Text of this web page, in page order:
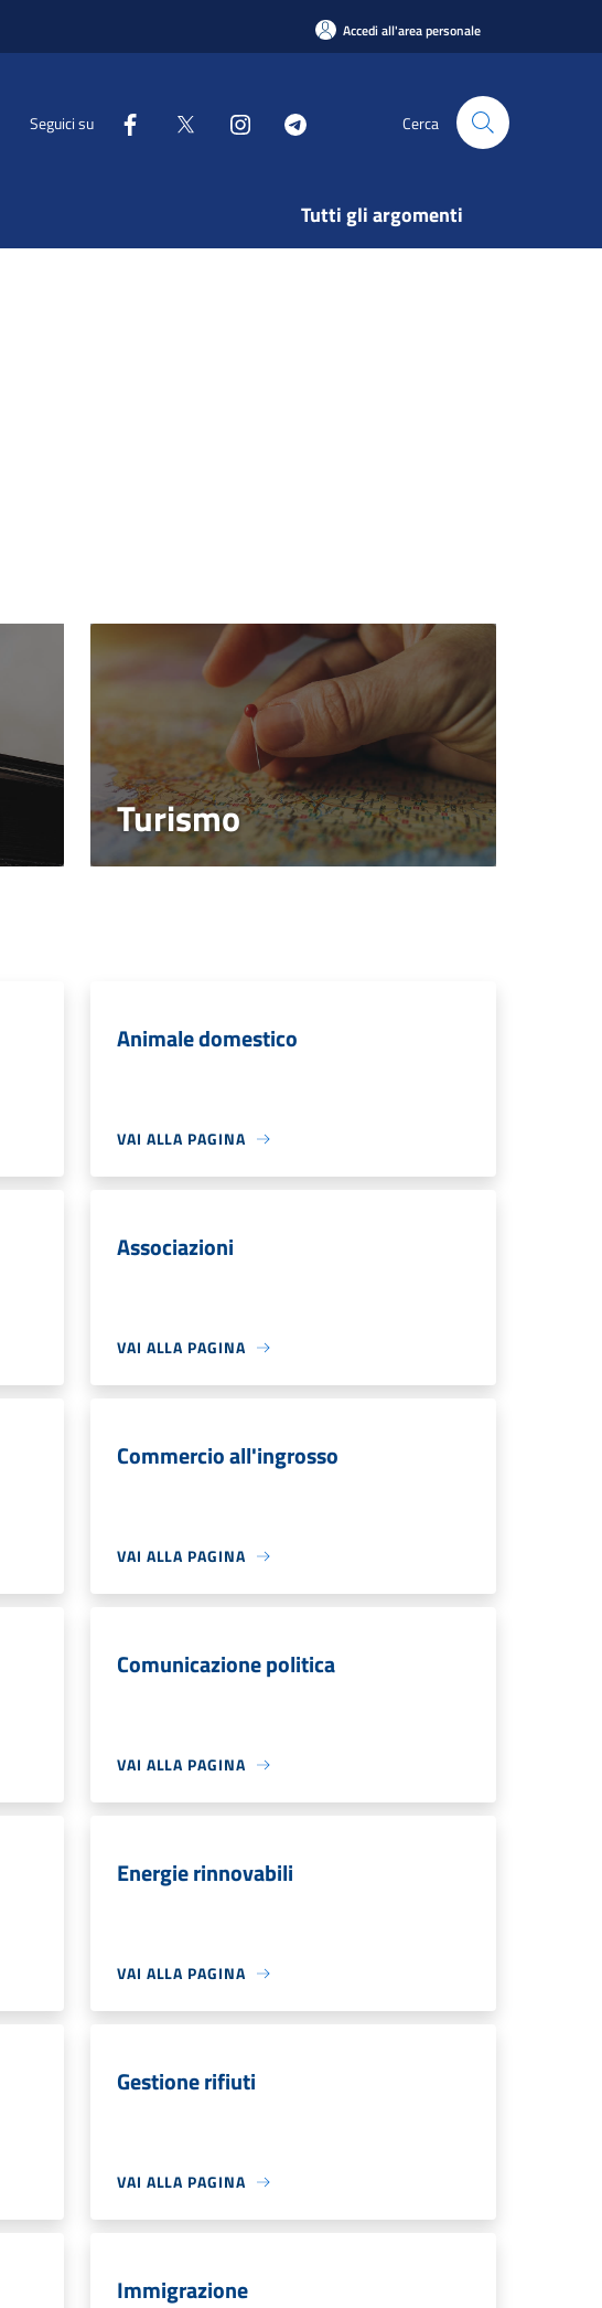
Accedi all'area personale
Seguici su Cerca
Tutti gli argomenti
Turismo
Animale domestico
VAI ALLA PAGINA
Associazioni
VAI ALLA PAGINA
Commercio all'ingrosso
VAI ALLA PAGINA
Comunicazione politica
VAI ALLA PAGINA
Energie rinnovabili
VAI ALLA PAGINA
Gestione rifiuti
VAI ALLA PAGINA
Immigrazione